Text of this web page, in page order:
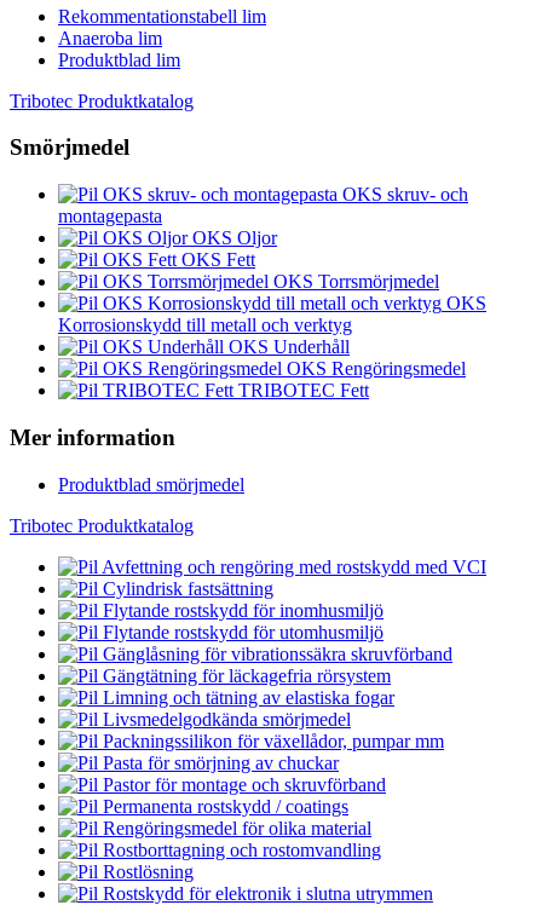
Rekommentationstabell lim
Anaeroba lim
Produktblad lim
Tribotec Produktkatalog
Smörjmedel
OKS skruv- och
montagepasta
OKS Oljor
OKS Fett
OKS Torrsmörjmedel
OKS
Korrosionskydd till metall och verktyg
OKS Underhåll
OKS Rengöringsmedel
TRIBOTEC Fett
Mer information
Produktblad smörjmedel
Tribotec Produktkatalog
Avfettning och rengöring med rostskydd med VCI
Cylindrisk fastsättning
Flytande rostskydd för inomhusmiljö
Flytande rostskydd för utomhusmiljö
Gänglåsning för vibrationssäkra skruvförband
Gängtätning för läckagefria rörsystem
Limning och tätning av elastiska fogar
Livsmedelgodkända smörjmedel
Packningssilikon för växellådor, pumpar mm
Pasta för smörjning av chuckar
Pastor för montage och skruvförband
Permanenta rostskydd / coatings
Rengöringsmedel för olika material
Rostborttagning och rostomvandling
Rostlösning
Rostskydd för elektronik i slutna utrymmen